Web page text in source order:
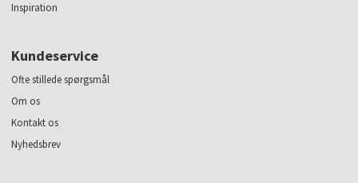
Inspiration
Kundeservice
Ofte stillede spørgsmål
Om os
Kontakt os
Nyhedsbrev